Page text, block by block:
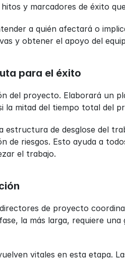
y marcadores de éxito
a quién afectará o
y obtener el apoyo del
para el éxito
del proyecto. Elaborará un
la mitad del tiempo total del
de desglose del
de riesgos. Esto ayuda a
el trabajo.
de proyecto
la más larga, requiere
vitales en esta etapa.